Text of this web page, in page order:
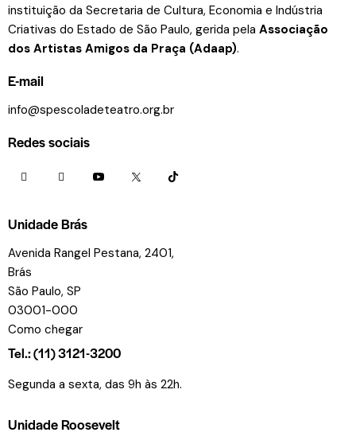
instituição da Secretaria de Cultura, Economia e Indústria
Criativas do Estado de São Paulo, gerida pela Associação
dos Artistas Amigos da Praça (Adaap).
E-mail
info@spescoladeteatro.org.br
Redes sociais
Unidade Brás
Avenida Rangel Pestana, 2401,
Brás
São Paulo, SP
03001-000
Como chegar
Tel.: (11) 3121-3200
Segunda a sexta, das 9h às 22h.
Unidade Roosevelt